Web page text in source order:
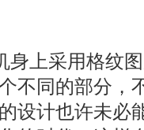
身上采用格纹
不同的部分，
设计也许未必